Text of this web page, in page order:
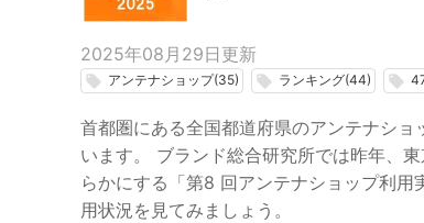
2025年08月29日 更新
local_offer アンテナショップ(35) local_offer ランキング(44) local_offer
首都圏にある全国都道府県のアンテナシ
います。 ブランド総合研究所では昨年、
らかにする「第8 回アンテナショップ利
用状況を見てみましょう。